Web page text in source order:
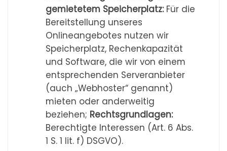
gemietetem Speicherplatz: Für die
Bereitstellung unseres
Onlineangebotes nutzen wir
Speicherplatz, Rechenkapazität
und Software, die wir von einem
entsprechenden Serveranbieter
(auch „Webhoster“ genannt)
mieten oder anderweitig
beziehen; Rechtsgrundlagen:
Berechtigte Interessen (Art. 6 Abs.
1 S. 1 lit. f) DSGVO).